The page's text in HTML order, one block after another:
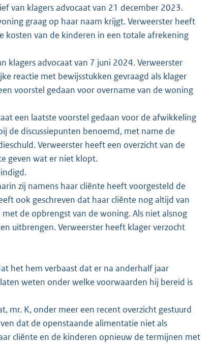
van klagers advocaat van 21 december 2023.
graag op haar naam krijgt. Verweerster heeft
kosten van de kinderen in een totale afrekening
advocaat van 7 juni 2024. Verweerster
reactie met bewijsstukken gevraagd als klager
voorstel gedaan voor overname van de woning
een laatste voorstel gedaan voor de afwikkeling
de discussiepunten benoemd, met name de
Verweerster heeft een overzicht van de
geven wat er niet klopt.
zij namens haar cliënte heeft voorgesteld de
ook geschreven dat haar cliënte nog altijd van
de opbrengst van de woning. Als niet alsnog
uitbrengen. Verweerster heeft klager verzocht
het hem verbaast dat er na anderhalf jaar
weten onder welke voorwaarden hij bereid is
mr. K, onder meer een recent overzicht gestuurd
dat de openstaande alimentatie niet als
cliënte en de kinderen opnieuw de termijnen met